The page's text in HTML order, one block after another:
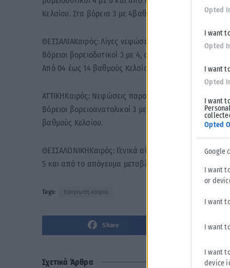
Opted
I want
Opted
I want
Opted
I want
Opted
Google
I want
or
I want
I want
I want
device
Κελσίου. Στα βόρεια 3 με 4βαθμούς χαμηλότερη.
ΘΕΣΣΑΛΙΑΚαιρός: Λίγες νεφώσεις παροδικά αυξημένες
Βόρειοι βορειοδυτικοί 3 με 4, στις Σποράδες έως 5
Από 04 έως 14 βαθμούς Κελσίου.
ΑΤΤΙΚΗΚαιρός: Νεφώσεις παροδικά αυξημένες με
Βόρειοι βορειοανατολικοί 3 με 4 και στα ανατολικά
βαθμούς Κελσίου.
ΘΕΣΣΑΛΟΝΙΚΗΚαιρός: Γενικά αίθριος. Παροδικές
5 και από το απόγευμα μεταβλητοί3 με 4
Tags: προγνωση καιρού
Share
Σχετικά Άρθρα